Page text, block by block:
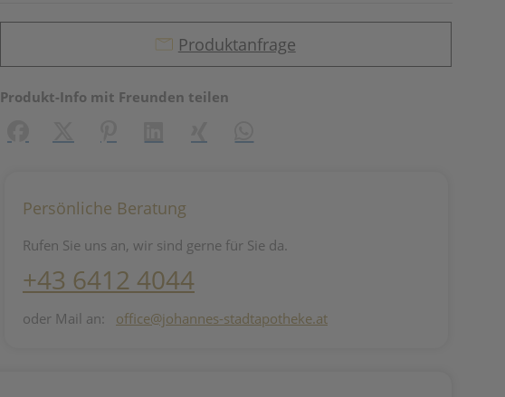
Produktanfrage
Produkt-Info mit Freunden teilen
Persönliche Beratung
Rufen Sie uns an, wir sind gerne für Sie da.
+43 6412 4044
oder Mail an: office@johannes-stadtapotheke.at